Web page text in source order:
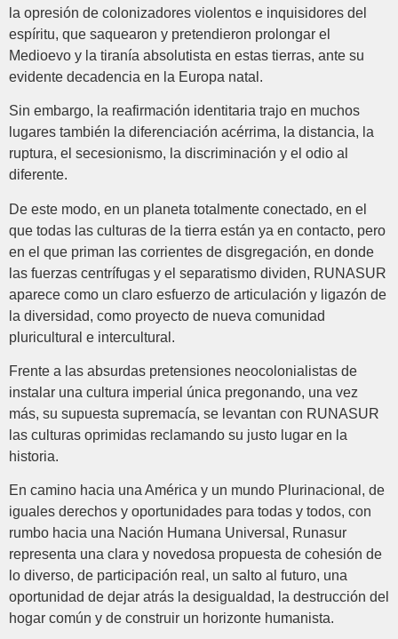
la opresión de colonizadores violentos e inquisidores del
espíritu, que saquearon y pretendieron prolongar el
Medioevo y la tiranía absolutista en estas tierras, ante su
evidente decadencia en la Europa natal.
Sin embargo, la reafirmación identitaria trajo en muchos
lugares también la diferenciación acérrima, la distancia, la
ruptura, el secesionismo, la discriminación y el odio al
diferente.
De este modo, en un planeta totalmente conectado, en el
que todas las culturas de la tierra están ya en contacto, pero
en el que priman las corrientes de disgregación, en donde
las fuerzas centrífugas y el separatismo dividen, RUNASUR
aparece como un claro esfuerzo de articulación y ligazón de
la diversidad, como proyecto de nueva comunidad
pluricultural e intercultural.
Frente a las absurdas pretensiones neocolonialistas de
instalar una cultura imperial única pregonando, una vez
más, su supuesta supremacía, se levantan con RUNASUR
las culturas oprimidas reclamando su justo lugar en la
historia.
En camino hacia una América y un mundo Plurinacional, de
iguales derechos y oportunidades para todas y todos, con
rumbo hacia una Nación Humana Universal, Runasur
representa una clara y novedosa propuesta de cohesión de
lo diverso, de participación real, un salto al futuro, una
oportunidad de dejar atrás la desigualdad, la destrucción del
hogar común y de construir un horizonte humanista.